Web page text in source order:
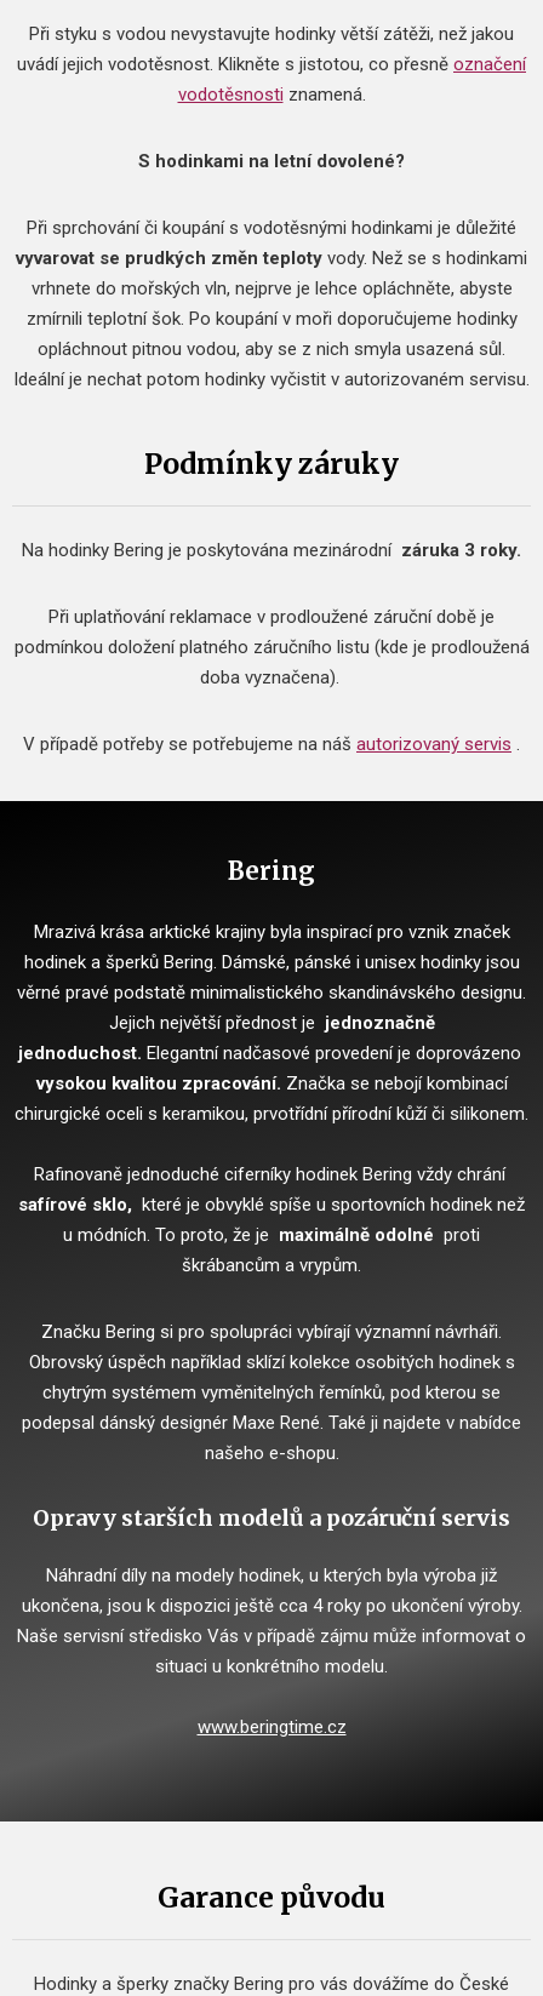
Při styku s vodou nevystavujte hodinky větší zátěži, než jakou
uvádí jejich vodotěsnost. Klikněte s jistotou, co přesně označení
vodotěsnosti znamená.
S hodinkami na letní dovolené?
Při sprchování či koupání s vodotěsnými hodinkami je důležité
vyvarovat se prudkých změn teploty vody. Než se s hodinkami
vrhnete do mořských vln, nejprve je lehce opláchněte, abyste
zmírnili teplotní šok. Po koupání v moři doporučujeme hodinky
opláchnout pitnou vodou, aby se z nich smyla usazená sůl.
Ideální je nechat potom hodinky vyčistit v autorizovaném servisu.
Podmínky záruky
Na hodinky Bering je poskytována mezinárodní záruka 3 roky.
Při uplatňování reklamace v prodloužené záruční době je
podmínkou doložení platného záručního listu (kde je prodloužená
doba vyznačena).
V případě potřeby se potřebujeme na náš autorizovaný servis .
Bering
Mrazivá krása arktické krajiny byla inspirací pro vznik značek
hodinek a šperků Bering. Dámské, pánské i unisex hodinky jsou
věrné pravé podstatě minimalistického skandinávského designu.
Jejich největší přednost je jednoznačně
jednoduchost. Elegantní nadčasové provedení je doprovázeno
vysokou kvalitou zpracování. Značka se nebojí kombinací
chirurgické oceli s keramikou, prvotřídní přírodní kůží či silikonem.
Rafinovaně jednoduché ciferníky hodinek Bering vždy chrání
safírové sklo, které je obvyklé spíše u sportovních hodinek než
u módních. To proto, že je maximálně odolné proti
škrábancům a vrypům.
Značku Bering si pro spolupráci vybírají významní návrháři.
Obrovský úspěch například sklízí kolekce osobitých hodinek s
chytrým systémem vyměnitelných řemínků, pod kterou se
podepsal dánský designér Maxe René. Také ji najdete v nabídce
našeho e-shopu.
Opravy starších modelů a pozáruční servis
Náhradní díly na modely hodinek, u kterých byla výroba již
ukončena, jsou k dispozici ještě cca 4 roky po ukončení výroby.
Naše servisní středisko Vás v případě zájmu může informovat o
situaci u konkrétního modelu.
www.beringtime.cz
Garance původu
Hodinky a šperky značky Bering pro vás dovážíme do České